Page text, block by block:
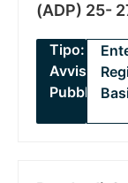
(ADP) 25-
Tipo:
Avviso
Pubblico